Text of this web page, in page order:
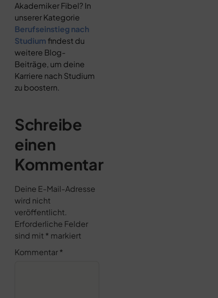
Akademiker Fibel? In
unserer Kategorie
Berufseinstieg nach
Studiumfindest du
weitere Blog-
Beiträge, um deine
Karriere nach Studium
zu boostern.
Schreibe
einen
Kommentar
Deine E-Mail-Adresse
wird nicht
veröffentlicht.
Erforderliche Felder
sind mit * markiert
Kommentar*